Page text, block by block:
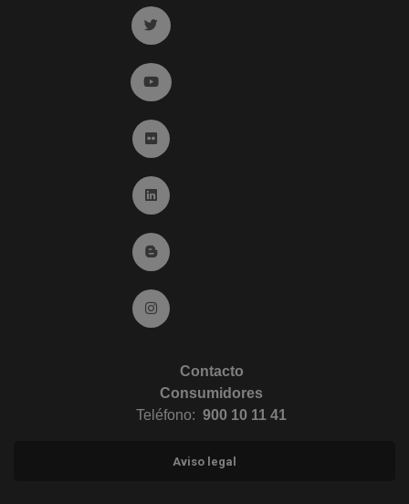
Ir a twitter (abre en ventana nueva)
Ir a YouTube (abre en ventana nueva)
Ir a Flickr (abre en ventana nueva)
Ir a Linkedin (abre en ventana nueva)
Ir al Blog (abre en ventana nueva)
Ir a Instagram (abre en ventana nueva)
Contacto
Consumidores
Teléfono: 900 10 11 41
Aviso legal